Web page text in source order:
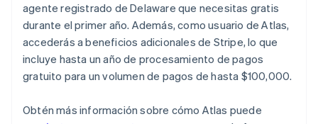
agente registrado de Delaware que necesitas gratis
durante el primer año. Además, como usuario de Atlas,
accederás a beneficios adicionales de Stripe, lo que
incluye hasta un año de procesamiento de pagos
gratuito para un volumen de pagos de hasta $100,000.
Obtén más información sobre cómo Atlas puede